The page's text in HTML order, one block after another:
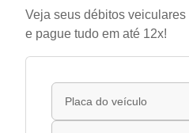
Veja seus débitos
e pague tudo em até 12x!